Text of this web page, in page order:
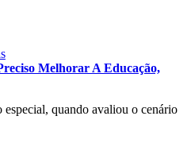
Melhorar A Educação,
especial, quando avaliou o cenário